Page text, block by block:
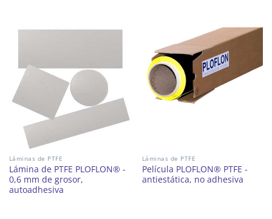
Láminas de PTFE
Lámina de PTFE PLOFLON® -
0,6 mm de grosor,
autoadhesiva
Láminas de PTFE
Película PLOFLON® PTFE -
antiestática, no adhesiva